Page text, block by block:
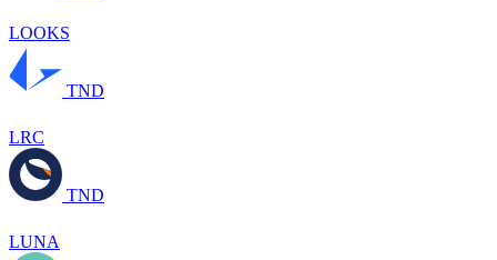
LOOKS
TND
LRC
TND
LUNA